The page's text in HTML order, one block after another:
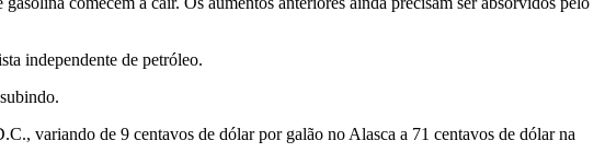
independente de petróleo.
variando de 9 centavos de dólar por galão no Alasca a 71 centavos de dólar na